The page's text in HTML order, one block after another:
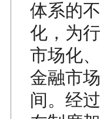
体系的
化，为
市场化
金融市
间。经